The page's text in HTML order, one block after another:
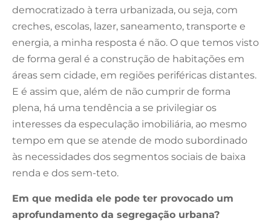
democratizado à terra urbanizada, ou seja, com
creches, escolas, lazer, saneamento, transporte e
energia, a minha resposta é não. O que temos visto
de forma geral é a construção de habitações em
áreas sem cidade, em regiões periféricas distantes.
E é assim que, além de não cumprir de forma
plena, há uma tendência a se privilegiar os
interesses da especulação imobiliária, ao mesmo
tempo em que se atende de modo subordinado
às necessidades dos segmentos sociais de baixa
renda e dos sem-teto.
Em que medida ele pode ter provocado um
aprofundamento da segregação urbana?